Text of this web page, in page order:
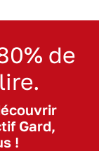
de
Gard,
!